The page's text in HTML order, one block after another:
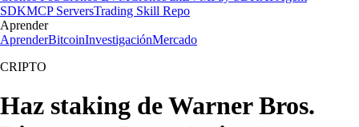
SDKMCP ServersTrading Skill Repo
Aprender
AprenderBitcoinInvestigaciónMercado
CRIPTO
Haz staking de Warner Bros.